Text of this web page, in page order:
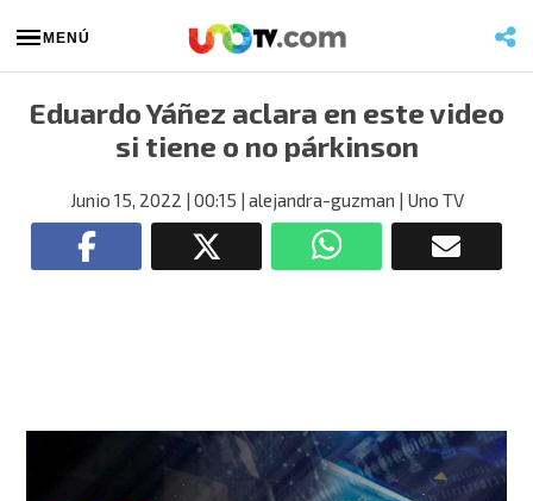
MENÚ
Eduardo Yáñez aclara en este video
si tiene o no párkinson
Junio 15, 2022 | 00:15 | alejandra-guzman | Uno TV